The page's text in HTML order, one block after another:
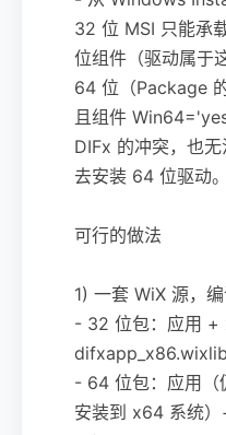
32 位 MSI 只能承
位组件（驱动属于
64 位（Package
且组件
DIFx 的冲突，也
去安装 64 位驱动。
可行的做法
1) 一套 WiX 源，
- 32 位包：应用 +
- 64 位包：应用（
安装到 x64 系统